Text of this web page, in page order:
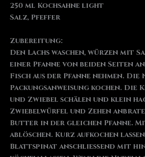
250 ml Kochsahne light
Salz, Pfeffer
Zubereitung:
Den Lachs waschen, würzen mit
einer Pfanne von beiden Seiten
Fisch aus der Pfanne nehmen.
Packungsanweisung kochen. Die
und Zwiebel schälen und klein
Zwiebelwürfel und Zehen
Butter in der gleichen Pfanne.
ablöschen. Kurz aufkochen
Blattspinat anschließend mit